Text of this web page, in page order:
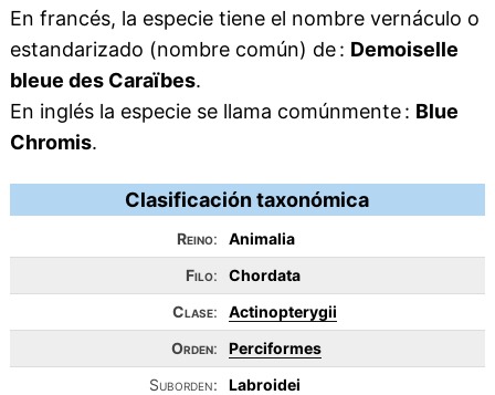
En francés, la especie tiene el nombre vernáculo o
estandarizado (nombre común) de : Demoiselle
bleue des Caraïbes.
En inglés la especie se llama comúnmente : Blue
Chromis.
Clasificación taxonómica
Reino:
Animalia
Filo:
Chordata
Clase:
Actinopterygii
Orden:
Perciformes
Suborden:
Labroidei